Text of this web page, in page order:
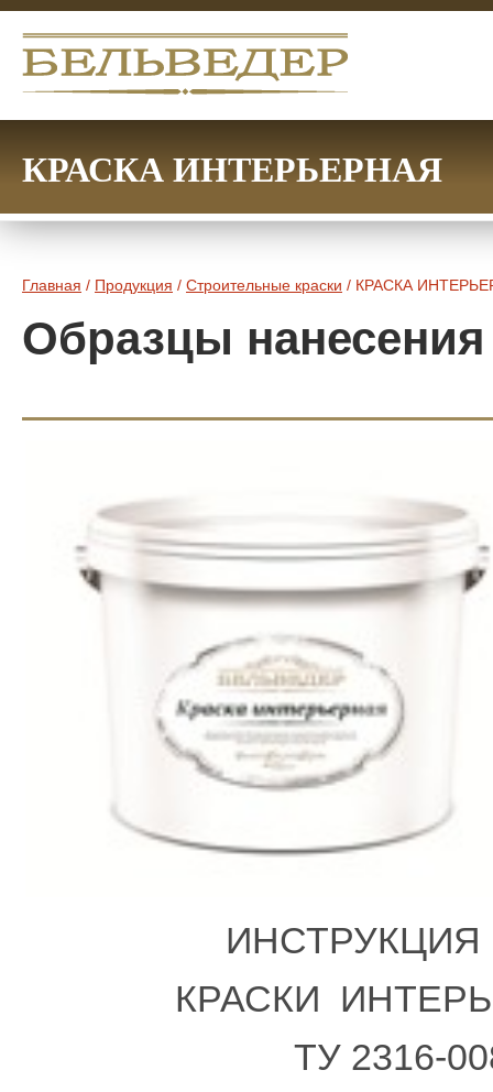
КРАСКА ИНТЕРЬЕРНАЯ
Главная / Продукция / Строительные краски / КРАСКА
Образцы нанесения
КРАСКИ
ТУ 2316-